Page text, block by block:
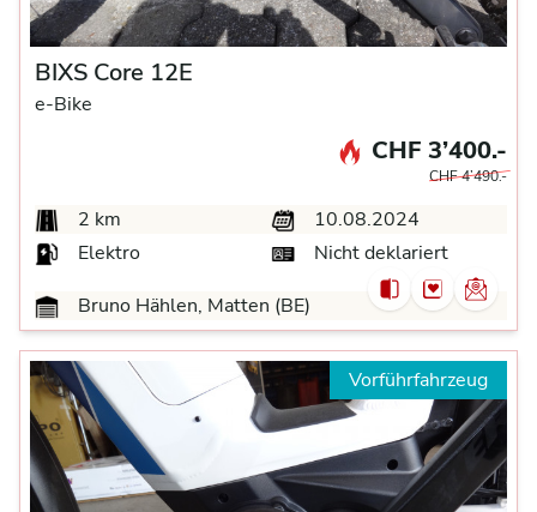
BIXS Core 12E
e-Bike
CHF 3’400.-
CHF 4’490.-
2 km
10.08.2024
Elektro
Nicht deklariert
Bruno Hählen, Matten (BE)
Vorführfahrzeug